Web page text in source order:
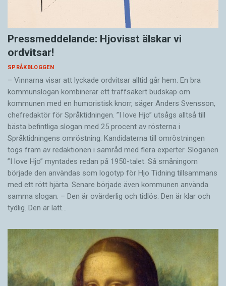
Pressmeddelande: Hjovisst älskar vi
ordvitsar!
SPRÅKBLOGGEN
– Vinnarna visar att lyckade ordvitsar alltid går hem. En bra
kommunslogan kombinerar ett träffsäkert budskap om
kommunen med en humoristisk knorr, säger Anders Svensson,
chefredaktör för Språktidningen. ”I love Hjo” utsågs alltså till
bästa befintliga slogan med 25 procent av rösterna i
Språktidningens omröstning. Kandidaterna till omröstningen
togs fram av redaktionen i samråd med flera experter. Sloganen
”I love Hjo” myntades redan på 1950-talet. Så småningom
började den användas som logotyp för Hjo Tidning tillsammans
med ett rött hjärta. Senare började även kommunen använda
samma slogan. – Den är ovärderlig och tidlös. Den är klar och
tydlig. Den är lätt…